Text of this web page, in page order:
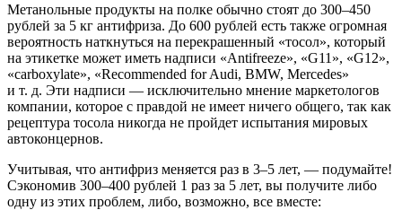
Метанольные продукты на полке обычно стоят до 300–450
рублей за 5 кг антифриза. До 600 рублей есть также огромная
вероятность наткнуться на перекрашенный «тосол», который
на этикетке может иметь надписи «Antifreeze», «G11», «G12»,
«carboxylate», «Recommended for Audi, BMW, Mercedes»
и т. д. Эти надписи — исключительно мнение маркетологов
компании, которое с правдой не имеет ничего общего, так как
рецептура тосола никогда не пройдет испытания мировых
автоконцернов.
Учитывая, что антифриз меняется раз в 3–5 лет, — подумайте!
Сэкономив 300–400 рублей 1 раз за 5 лет, вы получите либо
одну из этих проблем, либо, возможно, все вместе: